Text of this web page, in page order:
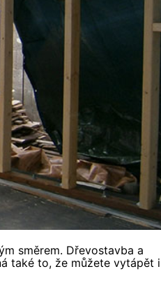
směrem. Dřevostavba a
také to, že můžete vytápět